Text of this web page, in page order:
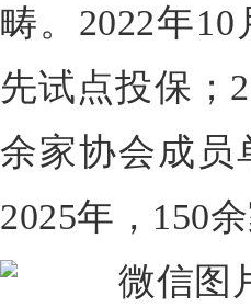
畴。2022年
先试点投保；
余家协会成员
2025年，150